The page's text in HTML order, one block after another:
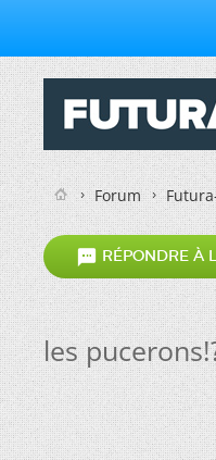
Forum
 RÉPONDRE À
les